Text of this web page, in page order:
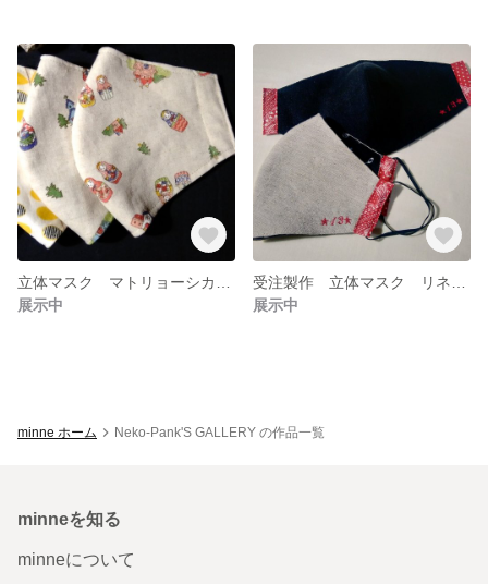
展示中
展示中
minne ホーム Neko-Pank'S GALLERY の作品一覧
minneを知る
minneについて